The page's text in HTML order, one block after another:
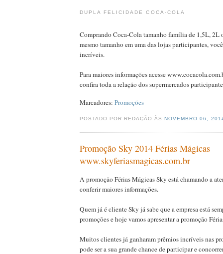
DUPLA FELICIDADE COCA-COLA
Comprando Coca-Cola tamanho família de 1,5L, 2L
mesmo tamanho em uma das lojas participantes,
incríveis.
Para maiores informações acesse
confira toda a relação dos supermercados
Marcadores: Promoções
POSTADO POR REDAÇÃO ÀSNOVEMBRO 06,
Promoção Sky 2014 Férias Mágicas
www.skyferiasmagicas.com.br
A promoção Férias Mágicas Sky está chamando a
conferir maiores informações.
Quem já é cliente Sky já sabe que a empresa está
promoções e hoje vamos apresentar a promoção
Muitos clientes já ganharam prêmios incríveis nas
pode ser a sua grande chance de participar e